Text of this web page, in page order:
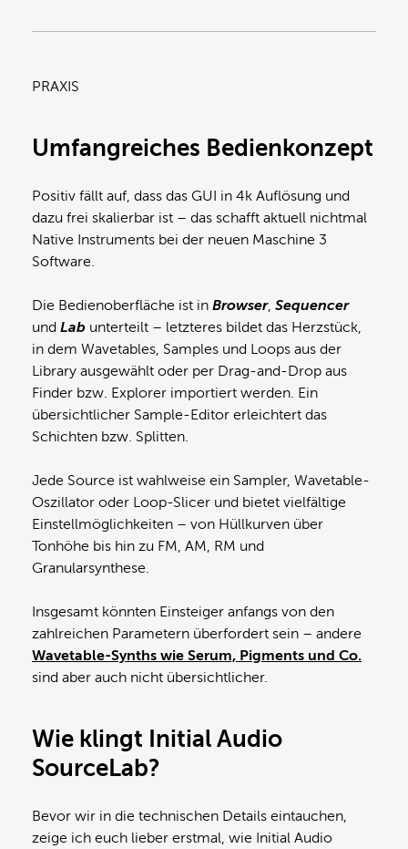
PRAXIS
Umfangreiches Bedienkonzept
Positiv fällt auf, dass das GUI in 4k Auflösung und
dazu frei skalierbar ist – das schafft aktuell nichtmal
Native Instruments bei der neuen Maschine 3
Software.
Die Bedienoberfläche ist in Browser, Sequencer
und Lab unterteilt – letzteres bildet das Herzstück,
in dem Wavetables, Samples und Loops aus der
Library ausgewählt oder per Drag-and-Drop aus
Finder bzw. Explorer importiert werden. Ein
übersichtlicher Sample-Editor erleichtert das
Schichten bzw. Splitten.
Jede Source ist wahlweise ein Sampler, Wavetable-
Oszillator oder Loop-Slicer und bietet vielfältige
Einstellmöglichkeiten – von Hüllkurven über
Tonhöhe bis hin zu FM, AM, RM und
Granularsynthese.
Insgesamt könnten Einsteiger anfangs von den
zahlreichen Parametern überfordert sein – andere
Wavetable-Synths wie Serum, Pigments und Co.
sind aber auch nicht übersichtlicher.
Wie klingt Initial Audio
SourceLab?
Bevor wir in die technischen Details eintauchen,
zeige ich euch lieber erstmal, wie Initial Audio